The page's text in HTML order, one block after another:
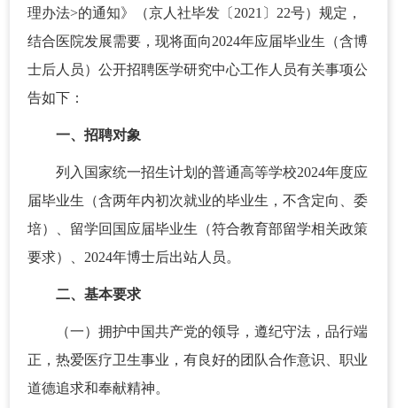
理办法>的通知》（京人社毕发〔2021〕22号）规定，
结合医院发展需要，现将面向2024年应届毕业生（含博
士后人员）公开招聘医学研究中心工作人员有关事项公
告如下：
一、招聘对象
列入国家统一招生计划的普通高等学校2024年度应
届毕业生（含两年内初次就业的毕业生，不含定向、委
培）、留学回国应届毕业生（符合教育部留学相关政策
要求）、2024年博士后出站人员。
二、基本要求
（一）拥护中国共产党的领导，遵纪守法，品行端
正，热爱医疗卫生事业，有良好的团队合作意识、职业
道德追求和奉献精神。